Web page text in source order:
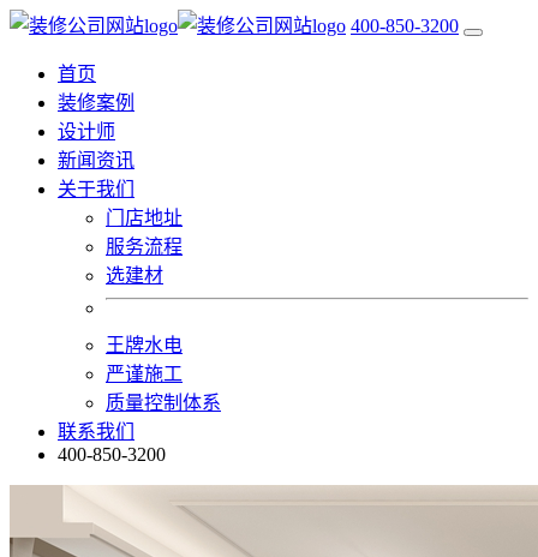
400-850-3200
首页
装修案例
设计师
新闻资讯
关于我们
门店地址
服务流程
选建材
王牌水电
严谨施工
质量控制体系
联系我们
400-850-3200